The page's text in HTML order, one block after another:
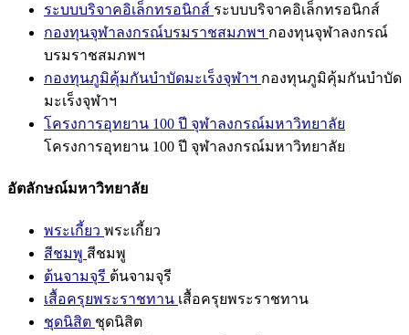
ระบบบริจาคอิเล็กทรอนิกส์ ระบบบริจาคอิเล็กทรอนิกส์
กองทุนจุฬาลงกรณ์บรมราชสมภพฯ กองทุนจุฬาลงกรณ์
บรมราชสมภพฯ
กองทุนภูมิคุ้มกันบำบัดมะเร็งจุฬาฯ กองทุนภูมิคุ้มกันบำบัด
มะเร็งจุฬาฯ
โครงการอุทยาน 100 ปี จุฬาลงกรณ์มหาวิทยาลัย
โครงการอุทยาน 100 ปี จุฬาลงกรณ์มหาวิทยาลัย
อัตลักษณ์มหาวิทยาลัย
พระเกี้ยว พระเกี้ยว
สีชมพู สีชมพู
ต้นจามจุรี ต้นจามจุรี
เสื้อครุยพระราชทาน เสื้อครุยพระราชทาน
ชุดนิสิต ชุดนิสิต